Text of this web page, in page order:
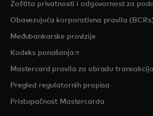
Zaštita privatnosti i odgovornost za
Obavezujuća korporativna pravila
Međubankarske provizije
Kodeks ponašanjaopens in a new tab
Mastercard pravila za obradu transakcija
Pregled regulatornih propisa
Pristupačnost Mastercarda